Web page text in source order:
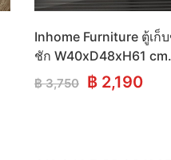
Inhome Furniture ตู้เก็
ชัก W40xD48xH61
฿3,750 Original
฿2,190